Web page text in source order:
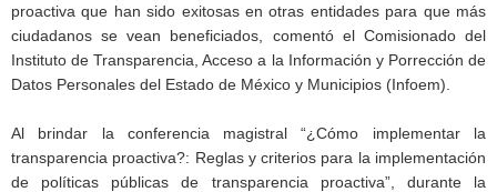
proactiva que han sido exitosas en otras entidades para que más
ciudadanos se vean beneficiados, comentó el Comisionado del
Instituto de Transparencia, Acceso a la Información y Porrección de
Datos Personales del Estado de México y Municipios (Infoem).
Al brindar la conferencia magistral “¿Cómo implementar la
transparencia proactiva?: Reglas y criterios para la implementación
de políticas públicas de transparencia proactiva”, durante la